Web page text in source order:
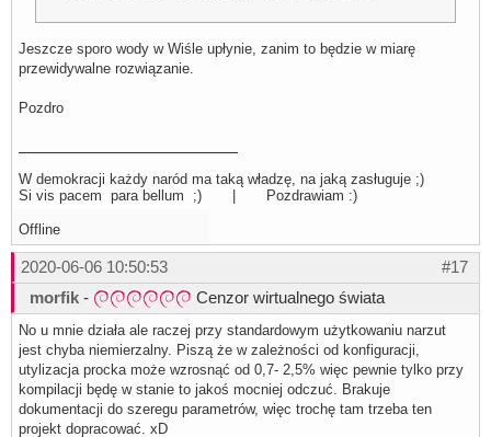
Jeszcze sporo wody w Wiśle upłynie, zanim to będzie w miarę
przewidywalne rozwiązanie.
Pozdro
W demokracji każdy naród ma taką władzę, na jaką zasługuje ;)
Si vis pacem para bellum ;) | Pozdrawiam :)
Offline
#17
2020-06-06 10:50:53
morfik - Cenzor wirtualnego świata
No u mnie działa ale raczej przy standardowym użytkowaniu narzut
jest chyba niemierzalny. Piszą że w zależności od konfiguracji,
utylizacja procka może wzrosnąć od 0,7- 2,5% więc pewnie tylko przy
kompilacji będę w stanie to jakoś mocniej odczuć. Brakuje
dokumentacji do szeregu parametrów, więc trochę tam trzeba ten
projekt dopracować. xD